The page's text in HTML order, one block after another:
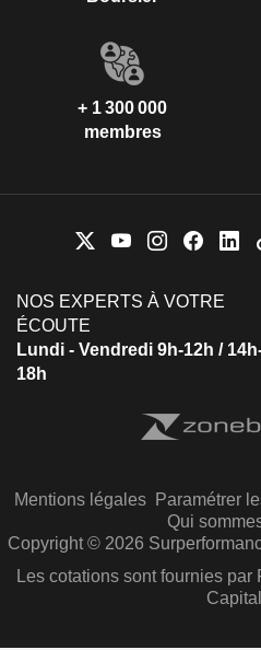
+ 1 300 000
membres
NOS EXPERTS À VOTRE
ÉCOUTE
Lundi - Vendredi 9h-12h /
18h
Mentions légales Paramétrer
Qui
Copyright © 2026
Les cotations sont fournies par